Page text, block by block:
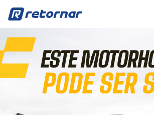
Retornar - Transformando Vidas